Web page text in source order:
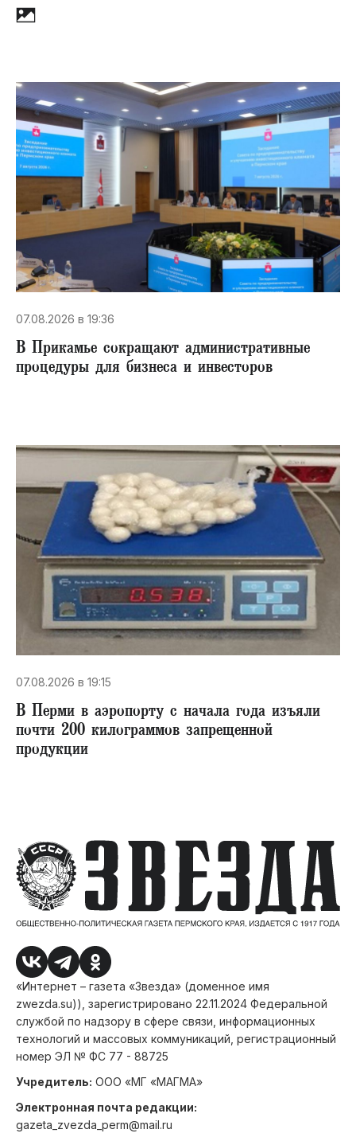
07.08.2026 в 19:36
В Прикамье сокращают административные
процедуры для бизнеса и инвесторов
07.08.2026 в 19:15
В Перми в аэропорту с начала года изъяли
почти 200 килограммов запрещенной
продукции
«Интернет – газета «Звезда» (доменное имя
zwezda.su)), зарегистрировано 22.11.2024 Федеральной
службой по надзору в сфере связи, информационных
технологий и массовых коммуникаций, регистрационный
номер ЭЛ № ФС 77 - 88725
Учредитель: ООО «МГ «МАГМА»
Электронная почта редакции:
gazeta_zvezda_perm@mail.ru